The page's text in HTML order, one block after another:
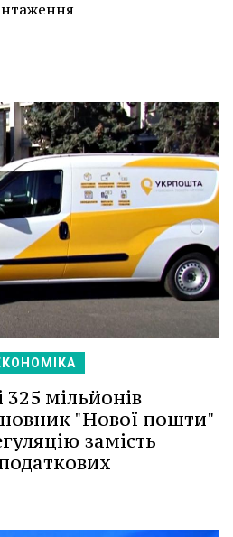
325 мільйонів
"Нової пошти"
замість